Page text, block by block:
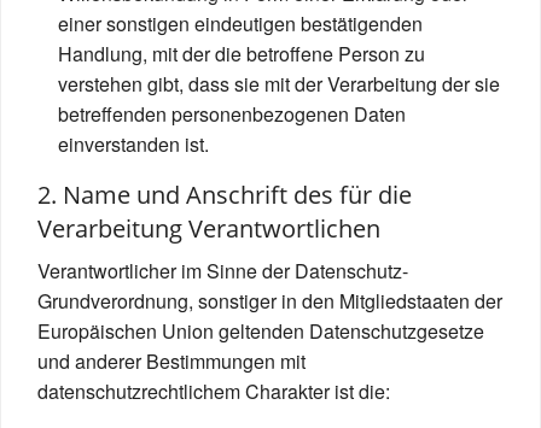
einer sonstigen eindeutigen bestätigenden
Handlung, mit der die betroffene Person zu
verstehen gibt, dass sie mit der Verarbeitung der sie
betreffenden personenbezogenen Daten
einverstanden ist.
2. Name und Anschrift des für die
Verarbeitung Verantwortlichen
Verantwortlicher im Sinne der Datenschutz-
Grundverordnung, sonstiger in den Mitgliedstaaten der
Europäischen Union geltenden Datenschutzgesetze
und anderer Bestimmungen mit
datenschutzrechtlichem Charakter ist die: